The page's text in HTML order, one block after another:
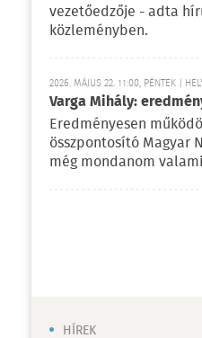
vezetőedzője - adta
közleményben.
2026. MÁJUS 22. 11:00, PÉNTEK |
Varga Mihály:
Eredményesen
összpontosító Magyar
még mondanom
HÍREK